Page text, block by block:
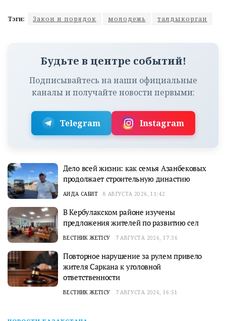
Тэги: Закон и порядок молодежь талдыкорган
Будьте в центре событий!
Подписывайтесь на наши официальные
каналы и получайте новости первыми:
Telegram Instagram
Дело всей жизни: как семья Азанбековых
продолжает строительную династию
АИДА САБИТ 8 АВГУСТА 2026, 11:42
В Кербулакском районе изучены
предложения жителей по развитию сел
ВЕСТНИК ЖЕТІСУ 7 АВГУСТА 2026, 17:36
Повторное нарушение за рулем привело
жителя Саркана к уголовной
ответственности
ВЕСТНИК ЖЕТІСУ 7 АВГУСТА 2026, 16:51